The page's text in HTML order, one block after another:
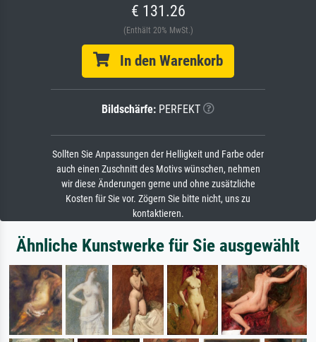
€ 131.26
(Enthält 20% MwSt.)
In den Warenkorb
Bildschärfe: PERFEKT
Sollten Sie Anpassungen der Helligkeit und Farbe oder
auch einen Zuschnitt des Motivs wünschen, nehmen
wir diese Änderungen gerne und ohne zusätzliche
Kosten für Sie vor. Zögern Sie bitte nicht, uns zu
kontaktieren.
Ähnliche Kunstwerke für Sie ausgewählt